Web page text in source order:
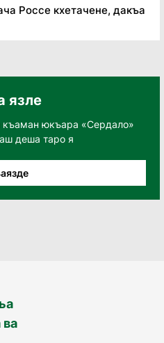
Россе кхетачене, дакъа
язле
къаман юкъара «Сердало»
деша таро я
ва